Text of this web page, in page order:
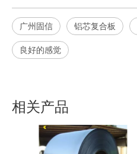
广州固信 铝芯复合板
良好的感觉
相关产品